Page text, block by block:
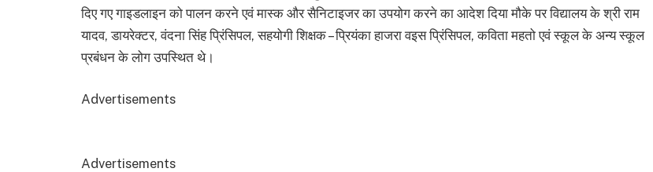
दिए गए गाइडलाइन को पालन करने एवं मास्क और सैनिटाइजर का उपयोग करने का आदेश दिया मौके पर विद्यालय के श्री राम
यादव, डायरेक्टर, वंदना सिंह प्रिंसिपल, सहयोगी शिक्षक – प्रियंका हाजरा वइस प्रिंसिपल, कविता महतो एवं स्कूल के अन्य स्कूल
प्रबंधन के लोग उपस्थित थे।
Advertisements
Advertisements